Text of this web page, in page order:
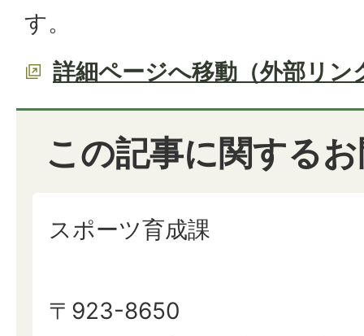
す。
詳細ページへ移動（外部リン
この記事に関する
スポーツ育成課
〒923-8650